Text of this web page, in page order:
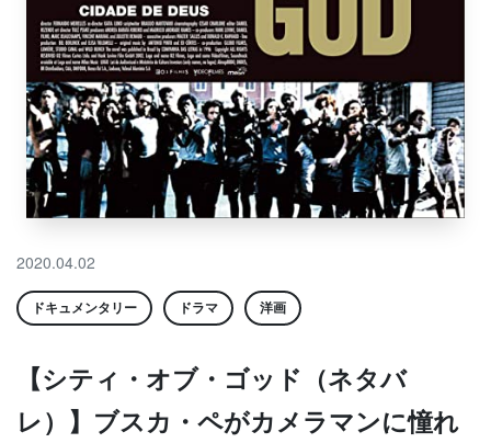
2020.04.02
ドキュメンタリー ドラマ 洋画
【シティ・オブ・ゴッド（ネタバ
レ）】ブスカ・ペがカメラマンに憧れ